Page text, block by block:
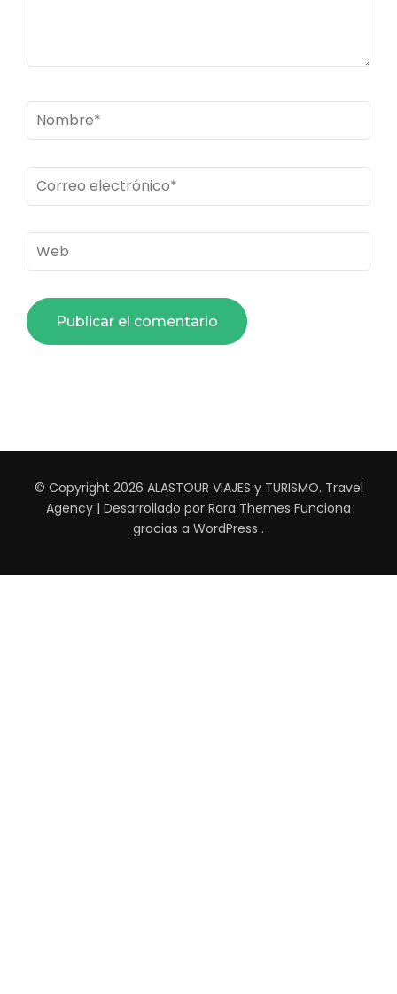
Nombre*
Correo
electrónico*
Web
© Copyright 2026 ALASTOUR VIAJES y TURISMO. Travel
Agency | Desarrollado por Rara Themes Funciona
gracias a WordPress .